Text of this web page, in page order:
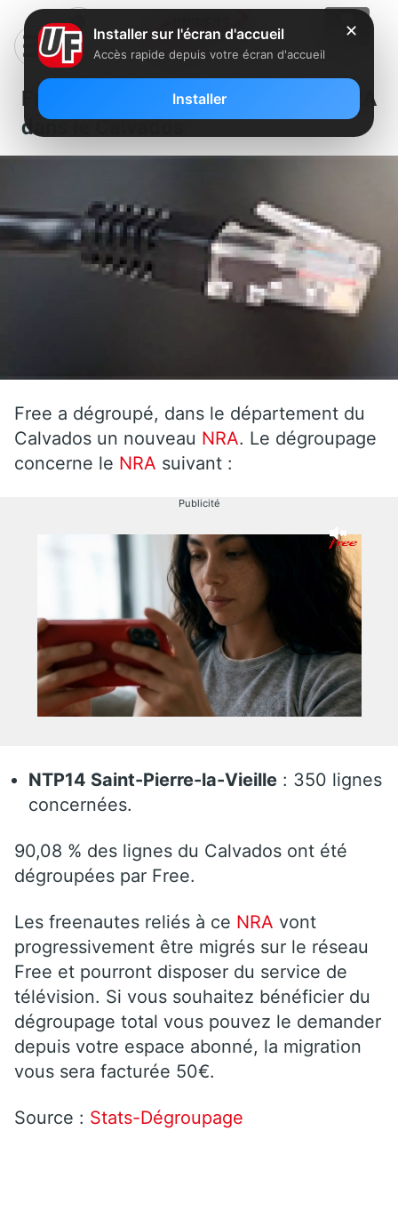
Free a dégroupé un nouveau NRA
dans le Calvados
Free a dégroupé, dans le département du
Calvados un nouveau NRA. Le dégroupage
concerne le NRA suivant :
Publicité
NTP14 Saint-Pierre-la-Vieille : 350 lignes
concernées.
90,08 % des lignes du Calvados ont été
dégroupées par Free.
Les freenautes reliés à ce NRA vont
progressivement être migrés sur le réseau
Free et pourront disposer du service de
télévision. Si vous souhaitez bénéficier du
dégroupage total vous pouvez le demander
depuis votre espace abonné, la migration
vous sera facturée 50€.
Source : Stats-Dégroupage
✕
Installer sur l'écran d'accueil
Accès rapide depuis votre écran d'accueil
Installer